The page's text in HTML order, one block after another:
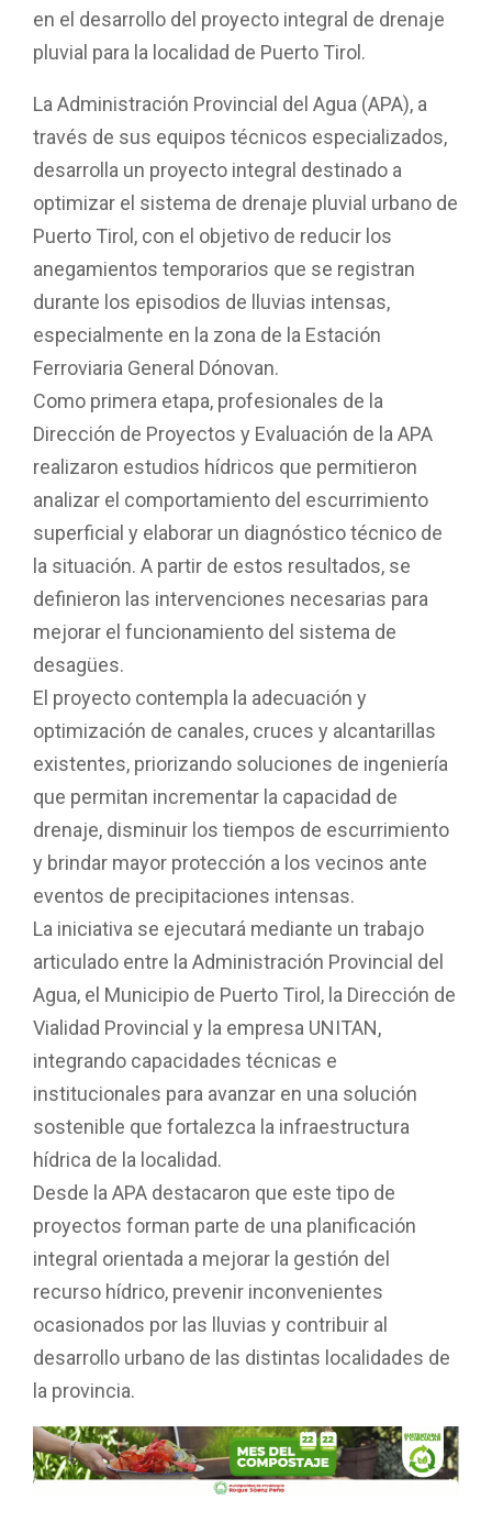
en el desarrollo del proyecto integral de drenaje
pluvial para la localidad de Puerto Tirol.
La Administración Provincial del Agua (APA), a
través de sus equipos técnicos especializados,
desarrolla un proyecto integral destinado a
optimizar el sistema de drenaje pluvial urbano de
Puerto Tirol, con el objetivo de reducir los
anegamientos temporarios que se registran
durante los episodios de lluvias intensas,
especialmente en la zona de la Estación
Ferroviaria General Dónovan.
Como primera etapa, profesionales de la
Dirección de Proyectos y Evaluación de la APA
realizaron estudios hídricos que permitieron
analizar el comportamiento del escurrimiento
superficial y elaborar un diagnóstico técnico de
la situación. A partir de estos resultados, se
definieron las intervenciones necesarias para
mejorar el funcionamiento del sistema de
desagües.
El proyecto contempla la adecuación y
optimización de canales, cruces y alcantarillas
existentes, priorizando soluciones de ingeniería
que permitan incrementar la capacidad de
drenaje, disminuir los tiempos de escurrimiento
y brindar mayor protección a los vecinos ante
eventos de precipitaciones intensas.
La iniciativa se ejecutará mediante un trabajo
articulado entre la Administración Provincial del
Agua, el Municipio de Puerto Tirol, la Dirección de
Vialidad Provincial y la empresa UNITAN,
integrando capacidades técnicas e
institucionales para avanzar en una solución
sostenible que fortalezca la infraestructura
hídrica de la localidad.
Desde la APA destacaron que este tipo de
proyectos forman parte de una planificación
integral orientada a mejorar la gestión del
recurso hídrico, prevenir inconvenientes
ocasionados por las lluvias y contribuir al
desarrollo urbano de las distintas localidades de
la provincia.